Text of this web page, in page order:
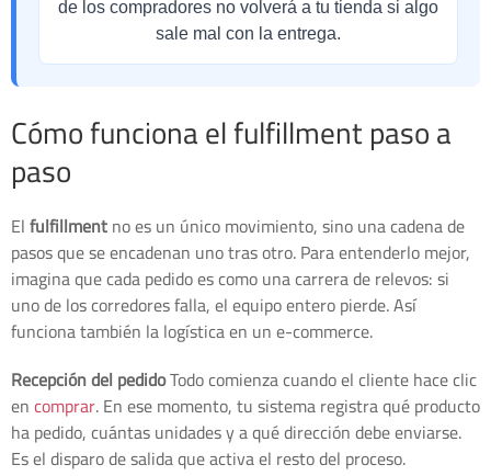
de los compradores no volverá a tu tienda si algo
sale mal con la entrega.
Cómo funciona el fulfillment paso a
paso
Elfulfillmentno es un único movimiento, sino una cadena de
pasos que se encadenan uno tras otro. Para entenderlo mejor,
imagina que cada pedido es como una carrera de relevos: si
uno de los corredores falla, el equipo entero pierde. Así
funciona también la logística en un e-commerce.
Recepción del pedidoTodo comienza cuando el cliente hace clic
encomprar. En ese momento, tu sistema registra qué producto
ha pedido, cuántas unidades y a qué dirección debe enviarse.
Es el disparo de salida que activa el resto del proceso.